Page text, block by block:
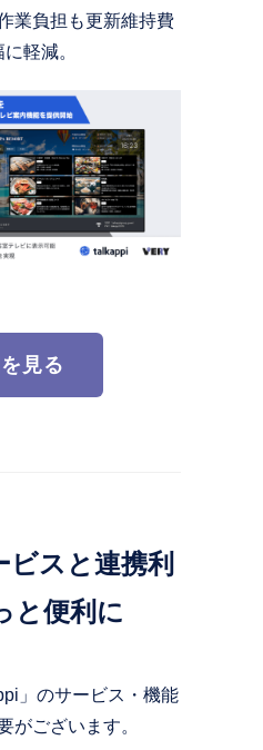
業負担も更新維持費
軽減。
見る
スと連携利
と便利に
」のサービス・機能
がございます。